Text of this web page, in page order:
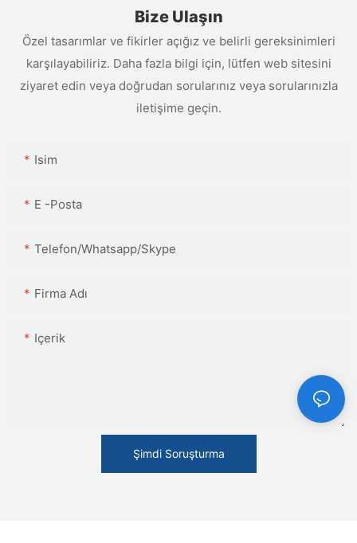
Bize Ulaşın
Özel tasarımlar ve fikirler açığız ve belirli gereksinimleri
karşılayabiliriz. Daha fazla bilgi için, lütfen web sitesini
ziyaret edin veya doğrudan sorularınız veya sorularınızla
iletişime geçin.
Isim
E -posta
Telefon/Whatsapp/Skype
Firma Adı
Içerik
Şimdi Soruşturma